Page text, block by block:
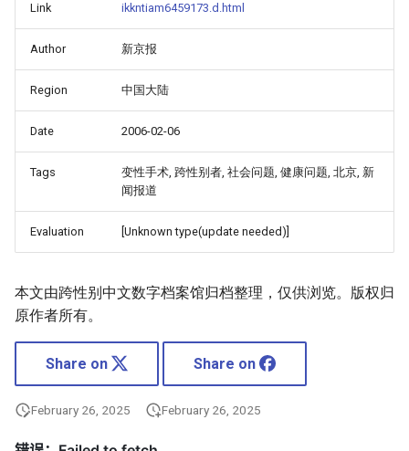
Link
ikkntiam6459173.d.html
Author 新京报
Region 中国大陆
Date 2006-02-06
Tags
变性手术, 跨性别者, 社会问题, 健康问题, 北京, 新
闻报道
Evaluation [Unknown type(update needed)]
本文由跨性别中文数字档案馆归档整理，仅供浏览。版权归
原作者所有。
Share on Share on
February 26, 2025 February 26, 2025